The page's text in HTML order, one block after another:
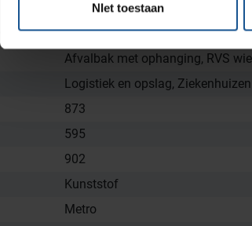
NIet toestaan
Afvalbak met ophanging, RVS
Logistiek en opslag,
873
595
902
Kunststof
Metro